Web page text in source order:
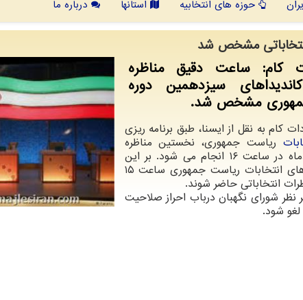
حوزه های انتخابیه استانها درباره ما
مشخص شد
کام: ساعت دقیق مناظره
سیزدهمین دوره
مشخص شد.
کام به نقل از ایسنا، طبق برنامه ریزی
ریاست جمهوری، نخستین مناظره
انتخاباتی فردا ۱۵ خردادماه در ساعت ۱۶ انجام می شود. بر این
اساس مقرر است نامزدهای انتخابات ریاست جمهوری ساعت ۱۵
انتخاباتی حاضر شوند.
شورای نگهبان درباب احراز صلاحیت
لغو شود.